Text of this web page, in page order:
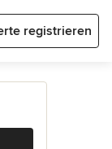
registrieren